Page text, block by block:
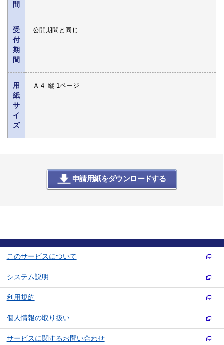
間
受
付
期
間
公開期間と同じ
用
紙
サ
イ
ズ
Ａ４ 縦 1ページ
申請用紙をダウンロードする
このサービスについて
システム説明
利用規約
個人情報の取り扱い
サービスに関するお問い合わせ